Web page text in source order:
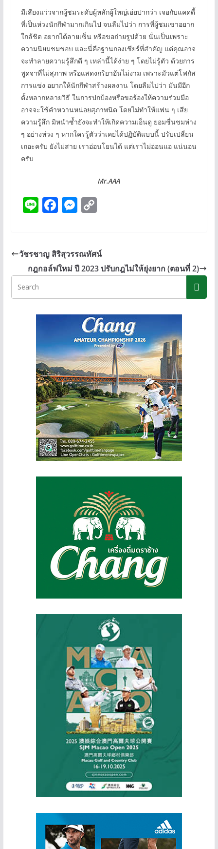
มีเสียงแว่วจากผู้ชมระดับผู้หลักผู้ใหญ่เอ่ยปากว่า เจอกับแคดดี้
ที่เป็นห่วงนักกีฬามากเกินไป จนลืมไปว่า การที่ผู้ชมเขาอยาก
ใกล้ชิด อยากได้ลายเซ็น หรือขอถ่ายรูปด้วย นั่นเป็นเพราะ
ความนิยมชมชอบ และนี่คือฐานกองเชียร์ที่สำคัญ แต่คุณอาจ
จะทำลายความรู้สึกดี ๆ เหล่านี้ได้ง่าย ๆ โดยไม่รู้ตัว ด้วยการ
พูดจาที่ไม่สุภาพ หรือแสดงกริยาอันไม่งาม เพราะมัวแต่โฟกัส
การแข่ง อยากให้นักกีฬาสร้างผลงาน โดยลืมไปว่า มันมีอีก
ตั้งหลากหลายวิธี ในการปกป้องหรือขอร้องให้ความร่วมมือ
อาจจะใช้คำหวานหน่อยสุภาพนิด โดยไม่ทำให้แฟน ๆ เสีย
ความรู้สึก มิหนำซ้ำยังจะทำให้เกิดความเอ็นดู ยอมชื่นชมห่าง
ๆ อย่างห่วง ๆ หากใครรู้ตัวว่าเคยได้ปฏิบัติแบบนี้ ปรับเปลี่ยน
เถอะครับ ยังไม่สาย เราอ่อนโยนได้ แต่เราไม่อ่อนแอ แน่นอน
ครับ
Mr.AAA
Li F
b
o
o
k
M
e
n
g
er
C
y
Li
n
k
วัชรชาญ สิริสุวรรณทัศน์
กฎกอล์ฟใหม่ ปี 2023 ปรับกฎไม่ให้ยุ่งยาก (ตอนที่ 2)